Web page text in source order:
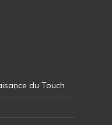
du Touch